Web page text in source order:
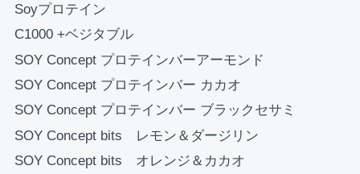
Soyプロテイン
C1000 +ベジタブル
SOY Concept プロテインバーアーモンド
SOY Concept プロテインバー カカオ
SOY Concept プロテインバー ブラックセサミ
SOY Concept bits レモン＆ダージリン
SOY Concept bits オレンジ＆カカオ